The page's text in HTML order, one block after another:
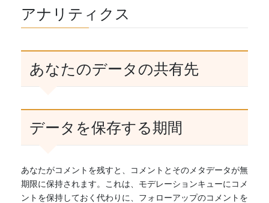
アナリティクス
あなたのデータの共有先
データを保存する期間
あなたがコメントを残すと、コメントとそのメタデータが無
期限に保持されます。これは、モデレーションキューにコメ
ントを保持しておく代わりに、フォローアップのコメントを